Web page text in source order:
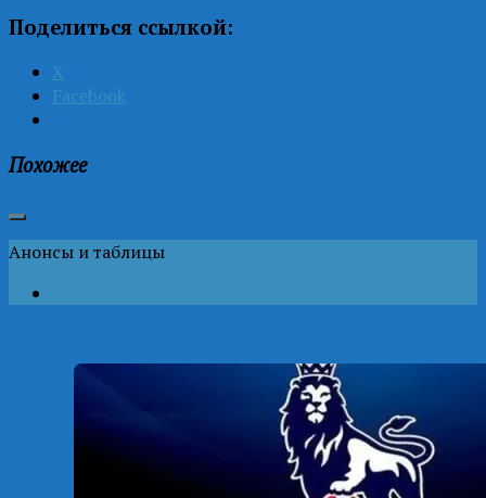
Поделиться ссылкой:
X
Facebook
Похожее
Анонсы и таблицы